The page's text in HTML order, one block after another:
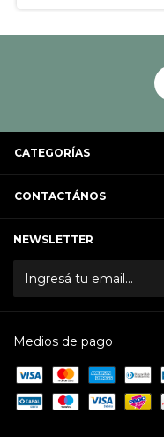
CATEGORÍAS
CONTACTÁNOS
NEWSLETTER
Medios de pago